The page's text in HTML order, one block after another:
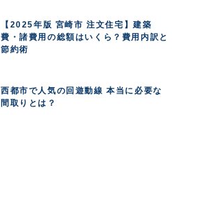
【2025年版 宮崎市 注文住宅】建築
費・諸費用の総額はいくら？費用内訳と
節約術
西都市で人気の回遊動線 本当に必要な
間取りとは？